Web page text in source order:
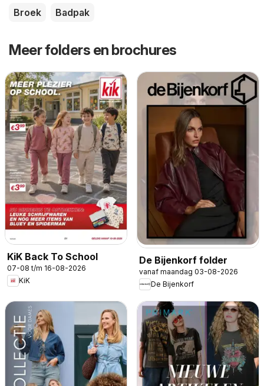
Broek Badpak
Meer folders en brochures
KiK Back To School
07-08 t/m 16-08-2026
KiK
De Bijenkorf folder
vanaf maandag 03-08-2026
De Bijenkorf